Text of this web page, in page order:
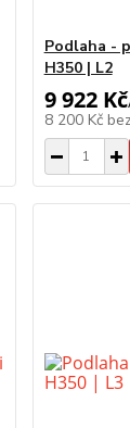
Podlaha -
H350 | L2
9 922 Kč
8 200 Kč